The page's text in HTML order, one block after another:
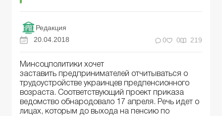
Редакция
20.04.2018
0 0 219
Минсоцполитики хочет
заставить предпринимателей отчитываться о
трудоустройстве украинцев предпенсионного
возраста. Соответствующий проект приказа
ведомство обнародовало 17 апреля. Речь идет о
лицах, которым до выхода на пенсию по